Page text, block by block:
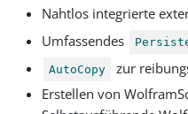
Nahtlos integrierte
Umfassendes
AutoCopy
zur
Erstellen von